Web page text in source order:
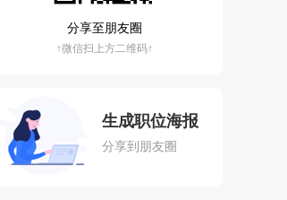
分享至朋友圈
↑微信扫上方二维码↑
生成职位海报
分享到朋友圈